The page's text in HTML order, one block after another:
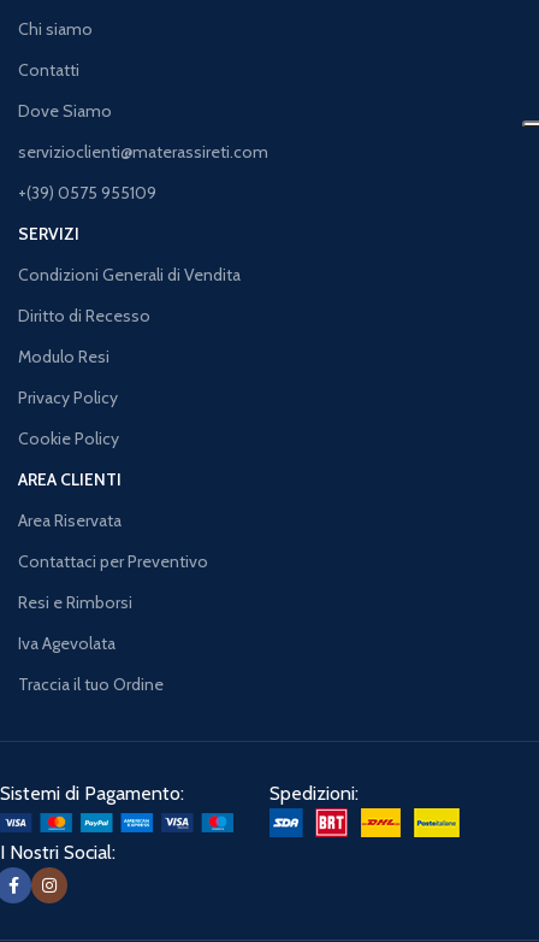
Chi siamo
Contatti
Dove Siamo
servizioclienti@materassireti.com
+(39) 0575 955109
SERVIZI
Condizioni Generali di Vendita
Diritto di Recesso
Modulo Resi
Privacy Policy
Cookie Policy
AREA CLIENTI
Area Riservata
Contattaci per Preventivo
Resi e Rimborsi
Iva Agevolata
Traccia il tuo Ordine
Sistemi di Pagamento: Spedizioni:
I Nostri Social: